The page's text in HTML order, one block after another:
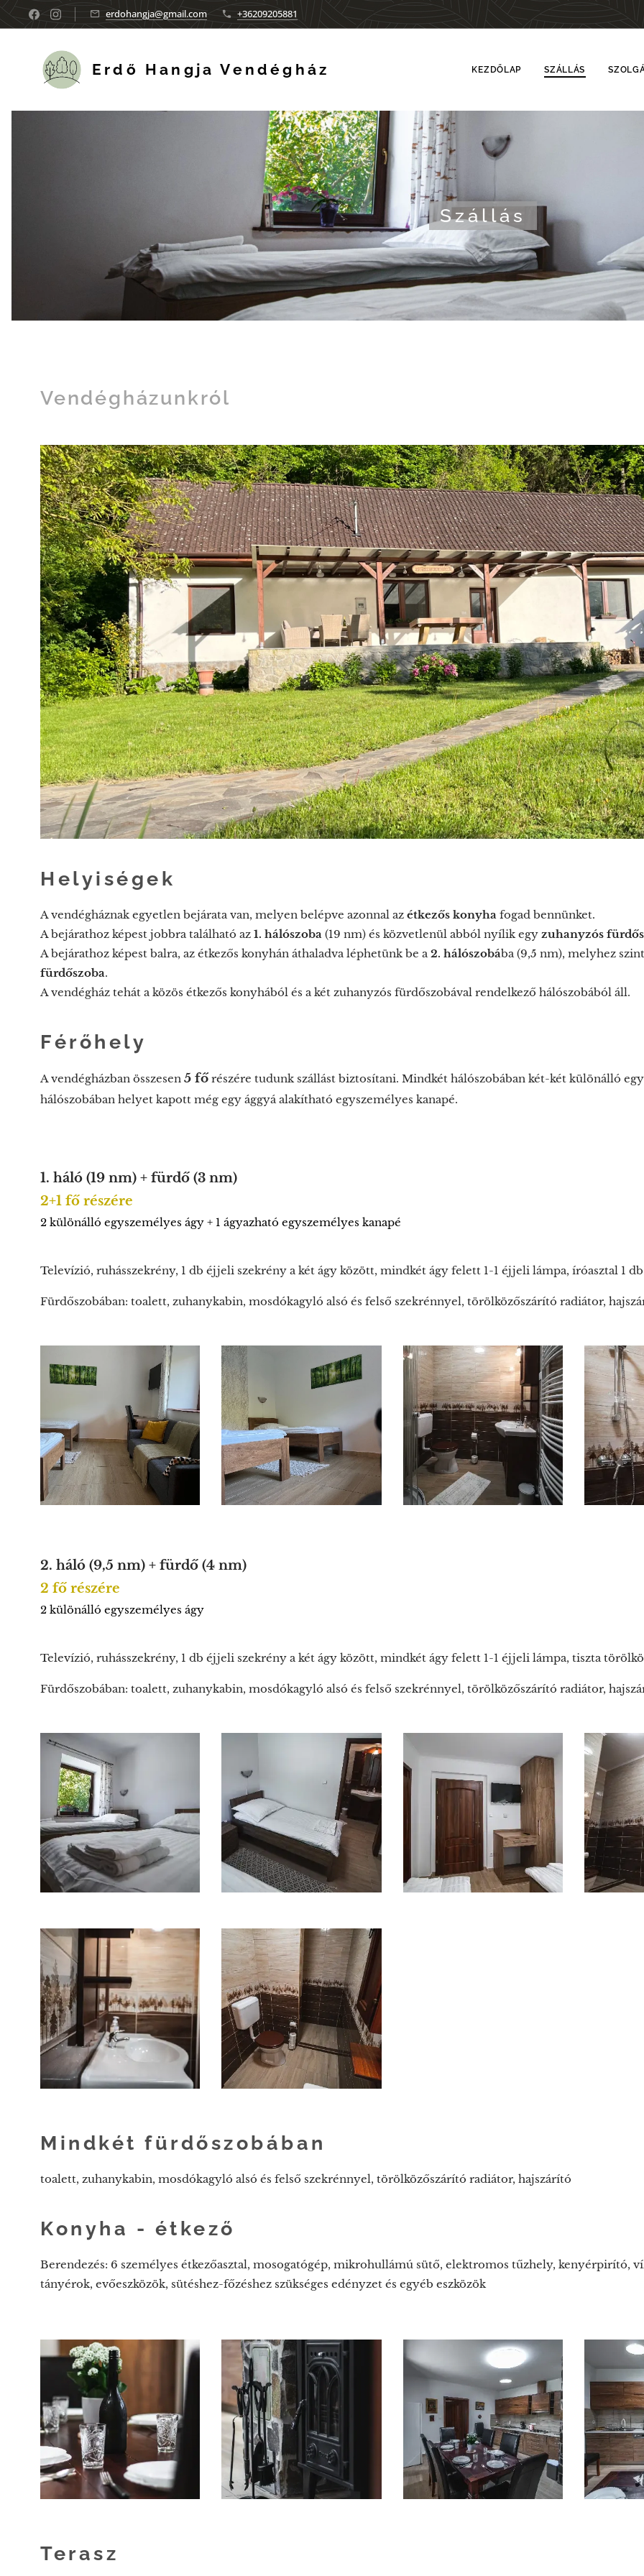
erdohangja@gmail.com +36209205881
Erdő Hangja Vendégház KEZDŐLAP SZÁLLÁS
Szállás
Vendégházunkról
Helyiségek
A vendégháznak egyetlen bejárata van, melyen belépve azonnal az étkezős konyha fogad bennünket.
A bejárathoz képest jobbra található az 1. hálószoba (19 nm) és közvetlenül abból nyílik egy zuhanyzós
A bejárathoz képest balra, az étkezős konyhán áthaladva léphetünk be a 2. hálószobába (9,5 nm), melyhez
fürdőszoba.
A vendégház tehát a közös étkezős konyhából és a két zuhanyzós fürdőszobával rendelkező hálószobából áll.
Férőhely
A vendégházban összesen 5 fő részére tudunk szállást biztosítani. Mindkét hálószobában két-két különálló
hálószobában helyet kapott még egy ággyá alakítható egyszemélyes kanapé.
1. háló (19 nm) + fürdő (3 nm)
2+1 fő részére
2 különálló egyszemélyes ágy + 1 ágyazható egyszemélyes kanapé
Televízió, ruhásszekrény, 1 db éjjeli szekrény a két ágy között, mindkét ágy felett 1-1 éjjeli lámpa, íróasztal 1
Fürdőszobában: toalett, zuhanykabin, mosdókagyló alsó és felső szekrénnyel, törölközőszárító radiátor,
2. háló (9,5 nm) + fürdő (4 nm)
2 fő részére
2 különálló egyszemélyes ágy
Televízió, ruhásszekrény, 1 db éjjeli szekrény a két ágy között, mindkét ágy felett 1-1 éjjeli lámpa, tiszta
Fürdőszobában: toalett, zuhanykabin, mosdókagyló alsó és felső szekrénnyel, törölközőszárító radiátor,
Mindkét fürdőszobában
toalett, zuhanykabin, mosdókagyló alsó és felső szekrénnyel, törölközőszárító radiátor, hajszárító
Konyha - étkező
Berendezés: 6 személyes étkezőasztal, mosogatógép, mikrohullámú sütő, elektromos tűzhely, kenyérpirító,
tányérok, evőeszközök, sütéshez-főzéshez szükséges edényzet és egyéb eszközök
Terasz